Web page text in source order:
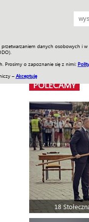
danych osobowych i
Prosimy o zapoznanie się z nimi:
– Akceptuję
SKLEP
POLECAMY
18